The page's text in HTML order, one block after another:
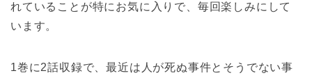
れていることが特にお気に入りで、毎回楽しみにして
います。
1巻に2話収録で、最近は人が死ぬ事件とそうでない事